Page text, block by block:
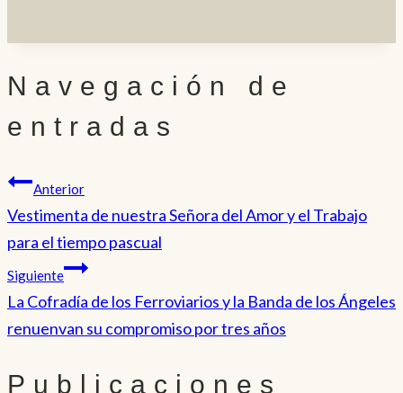
Navegación de
entradas
Anterior
Vestimenta de nuestra Señora del Amor y el Trabajo
para el tiempo pascual
Siguiente
La Cofradía de los Ferroviarios y la Banda de los Ángeles
renuenvan su compromiso por tres años
Publicaciones